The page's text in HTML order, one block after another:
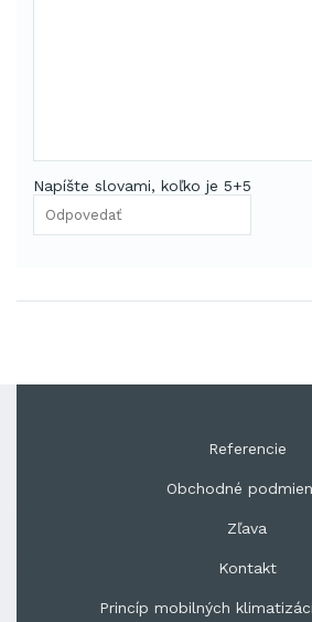
Napíšte slovami, koľko je 5+5
Referencie
Obchodné
Zľava
Kontakt
Princíp mobilných